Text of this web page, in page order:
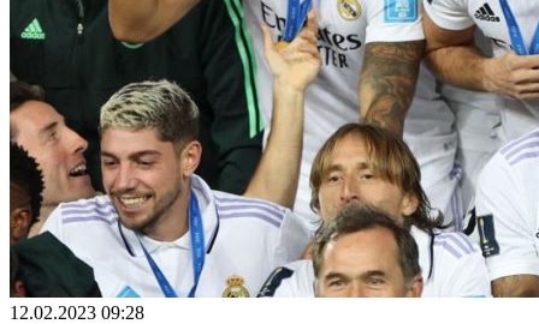
12.02.2023 09:28